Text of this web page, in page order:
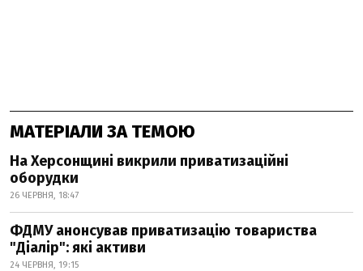
МАТЕРІАЛИ ЗА ТЕМОЮ
На Херсонщині викрили приватизаційні
оборудки
26 ЧЕРВНЯ, 18:47
ФДМУ анонсував приватизацію товариства
"Діалір": які активи
24 ЧЕРВНЯ, 19:15